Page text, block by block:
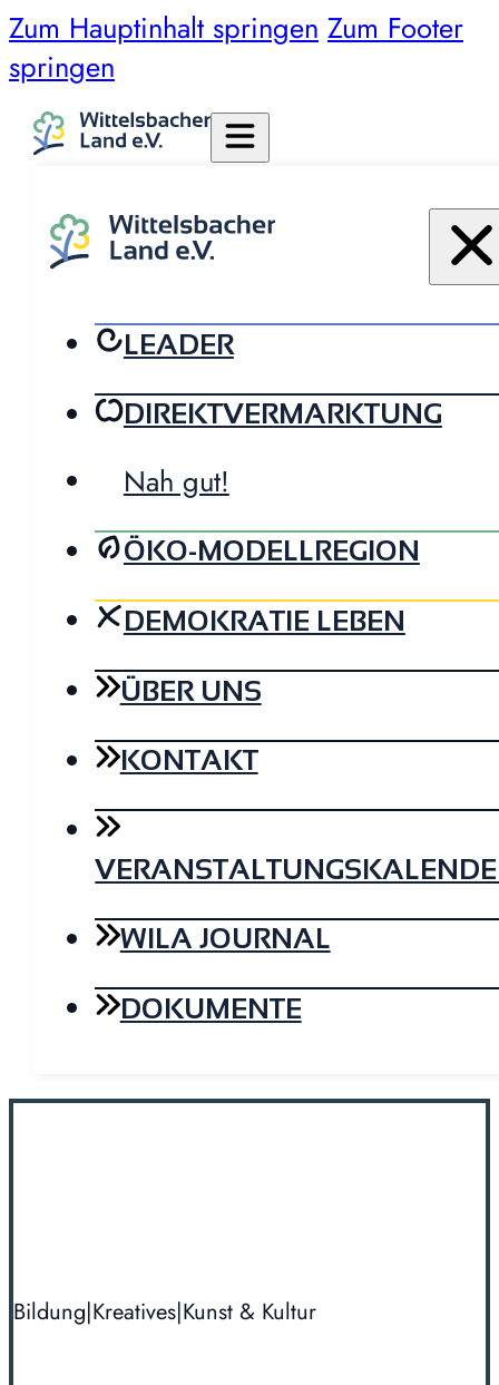
Zum Hauptinhalt springen Zum Footer
springen
LEADER
DIREKTVERMARKTUNG
Nah gut!
ÖKO-MODELLREGION
DEMOKRATIE LEBEN
ÜBER UNS
KONTAKT
WILA JOURNAL
DOKUMENTE
Bildung|Kreatives|Kunst & Kultur